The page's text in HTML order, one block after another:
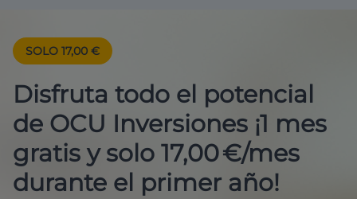
SOLO 17,00 €
Disfruta todo el potencial
de OCU Inversiones ¡1 mes
gratis y solo 17,00 €/mes
durante el primer año!